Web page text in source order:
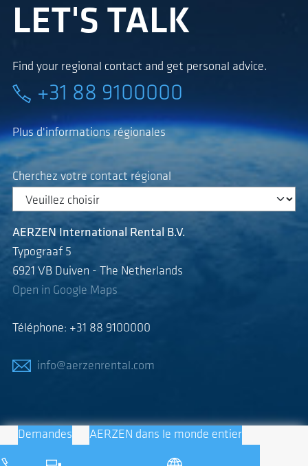
LET'S TALK
Find your regional contact and get personal advice.
+31 88 9100000
Plus d'informations régionales
Cherchez votre contact régional
AERZEN International Rental B.V.
Typograaf 5
6921 VB Duiven - The Netherlands
Open in Google Maps
Téléphone: +31 88 9100000
info@aerzenrental.com
Demandes AERZEN dans le monde entier